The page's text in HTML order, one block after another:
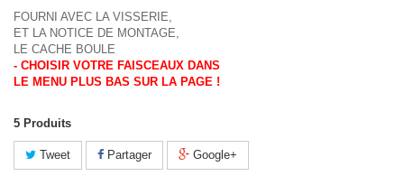
FOURNI AVEC LA VISSERIE,
ET LA NOTICE DE MONTAGE,
LE CACHE BOULE
- CHOISIR VOTRE FAISCEAUX DANS
LE MENU PLUS BAS SUR LA PAGE !
5 Produits
Tweet Partager Google+